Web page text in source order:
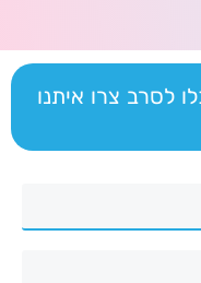
לסרב צרו איתנו